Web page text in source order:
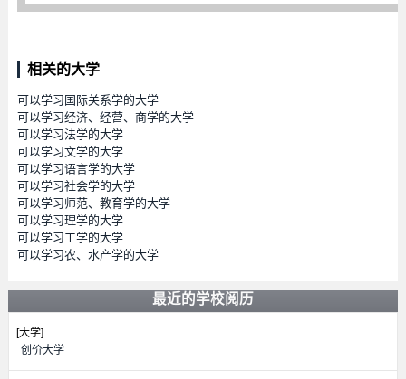
相关的大学
可以学习国际关系学的大学
可以学习经济、经营、商学的大学
可以学习法学的大学
可以学习文学的大学
可以学习语言学的大学
可以学习社会学的大学
可以学习师范、教育学的大学
可以学习理学的大学
可以学习工学的大学
可以学习农、水产学的大学
最近的学校阅历
[大学]
创价大学